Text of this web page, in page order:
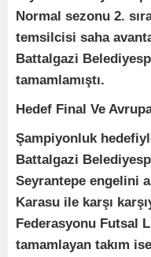
Normal sezonu 2.
temsilcisi saha
Battalgazi
tamamlamıştı.
Hedef Final Ve
Şampiyonluk
Battalgazi
Seyrantepe engelini
Karasu ile karşı
Federasyonu Futsal
tamamlayan takım